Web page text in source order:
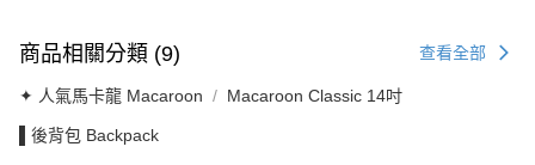
商品相關分類 (9) 查看全部
✦ 人氣馬卡龍 Macaroon Macaroon Classic 14吋
▌後背包 Backpack